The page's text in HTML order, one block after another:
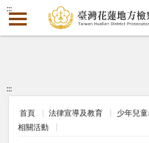
:::
:::
首頁 法律宣導及教育
少年兒
相關活動